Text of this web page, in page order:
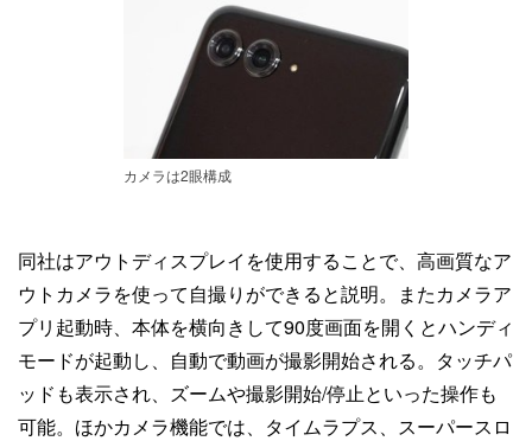
カメラは2眼構成
同社はアウトディスプレイを使用することで、高画質なア
ウトカメラを使って自撮りができると説明。またカメラア
プリ起動時、本体を横向きして90度画面を開くとハンディ
モードが起動し、自動で動画が撮影開始される。タッチパ
ッドも表示され、ズームや撮影開始/停止といった操作も
可能。ほかカメラ機能では、タイムラプス、スーパースロ